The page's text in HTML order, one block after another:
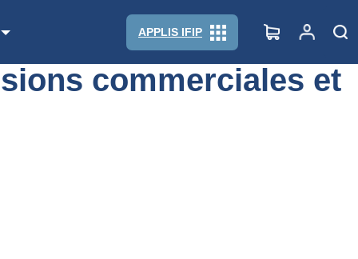
APPLIS IFIP
commerciales et